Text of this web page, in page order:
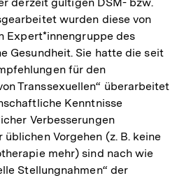
derzeit gültigen DSM- bzw.
wurden diese von
Expert*innengruppe des
Gesundheit. Sie hatte die seit
für den
Transsexuellen“ überarbeitet
Kenntnisse
Verbesserungen
Vorgehen (z. B. keine
mehr) sind nach wie
Stellungnahmen“ der